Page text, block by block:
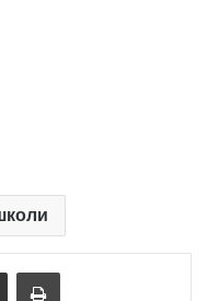
Надіслати електронною поштоюНадрукувати